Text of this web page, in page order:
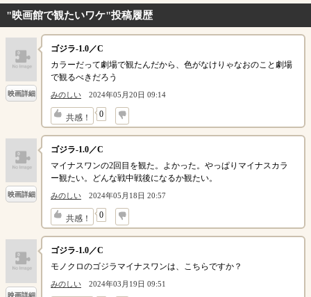
"映画館で観たいワケ"投稿履歴
映画詳細
ゴジラ-1.0／C
カラーだって劇場で観たんだから、色がなけりゃなおのこと劇場
で観るべきだろう
みのしい 2024年05月20日 09:14
共感！ 0
↓
映画詳細
ゴジラ-1.0／C
マイナスワンの2回目を観た。よかった。やっぱりマイナスカラ
ー観たい。どんな戦中戦後になるか観たい。
みのしい 2024年05月18日 20:57
共感！ 0
↓
ゴジラ-1.0／C
モノクロのゴジラマイナスワンは、こちらですか？
みのしい 2024年03月19日 09:51